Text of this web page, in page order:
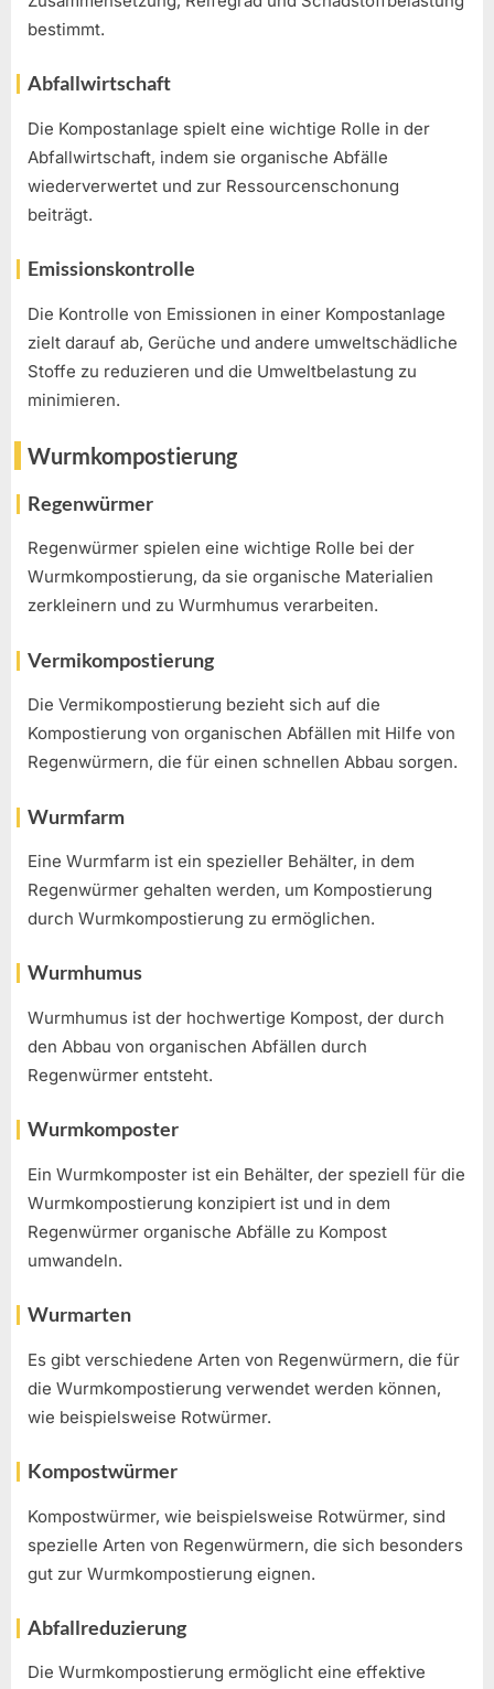
bestimmt.
Abfallwirtschaft
Die Kompostanlage spielt eine wichtige Rolle in der
Abfallwirtschaft, indem sie organische Abfälle
wiederverwertet und zur Ressourcenschonung
beiträgt.
Emissionskontrolle
Die Kontrolle von Emissionen in einer Kompostanlage
zielt darauf ab, Gerüche und andere umweltschädliche
Stoffe zu reduzieren und die Umweltbelastung zu
minimieren.
Wurmkompostierung
Regenwürmer
Regenwürmer spielen eine wichtige Rolle bei der
Wurmkompostierung, da sie organische Materialien
zerkleinern und zu Wurmhumus verarbeiten.
Vermikompostierung
Die Vermikompostierung bezieht sich auf die
Kompostierung von organischen Abfällen mit Hilfe von
Regenwürmern, die für einen schnellen Abbau sorgen.
Wurmfarm
Eine Wurmfarm ist ein spezieller Behälter, in dem
Regenwürmer gehalten werden, um Kompostierung
durch Wurmkompostierung zu ermöglichen.
Wurmhumus
Wurmhumus ist der hochwertige Kompost, der durch
den Abbau von organischen Abfällen durch
Regenwürmer entsteht.
Wurmkomposter
Ein Wurmkomposter ist ein Behälter, der speziell für die
Wurmkompostierung konzipiert ist und in dem
Regenwürmer organische Abfälle zu Kompost
umwandeln.
Wurmarten
Es gibt verschiedene Arten von Regenwürmern, die für
die Wurmkompostierung verwendet werden können,
wie beispielsweise Rotwürmer.
Kompostwürmer
Kompostwürmer, wie beispielsweise Rotwürmer, sind
spezielle Arten von Regenwürmern, die sich besonders
gut zur Wurmkompostierung eignen.
Abfallreduzierung
Die Wurmkompostierung ermöglicht eine effektive